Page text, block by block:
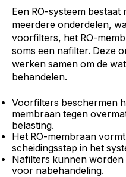
Een RO-systeem bestaat
meerdere onderdelen,
voorfilters, het RO-
soms een nafilter. Deze
werken samen om de
behandelen.
Voorfilters beschermen
membraan tegen
belasting.
Het RO-membraan
scheidingsstap in het
Nafilters kunnen worden
voor nabehandeling.